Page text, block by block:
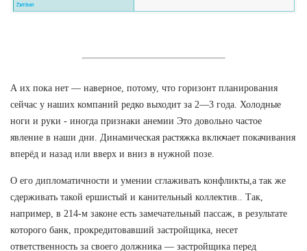
А их пока нет — наверное, потому, что горизонт планирования
сейчас у наших компаний редко выходит за 2—3 года. Холодные
ноги и руки - иногда признаки анемии Это довольно частое
явление в наши дни. Динамическая растяжка включает покачивания
вперёд и назад или вверх и вниз в нужной позе.
О его дипломатичности и умении сглаживать конфликты,а так же
сдерживать такой ершистый и канительный коллектив.. Так,
например, в 214-м законе есть замечательный пассаж, в результате
которого банк, прокредитовавший застройщика, несет
ответственность за своего должника — застройщика перед